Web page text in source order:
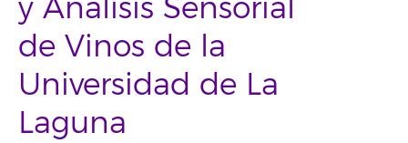
y Análisis Sensorial
de Vinos de la
Universidad de La
Laguna